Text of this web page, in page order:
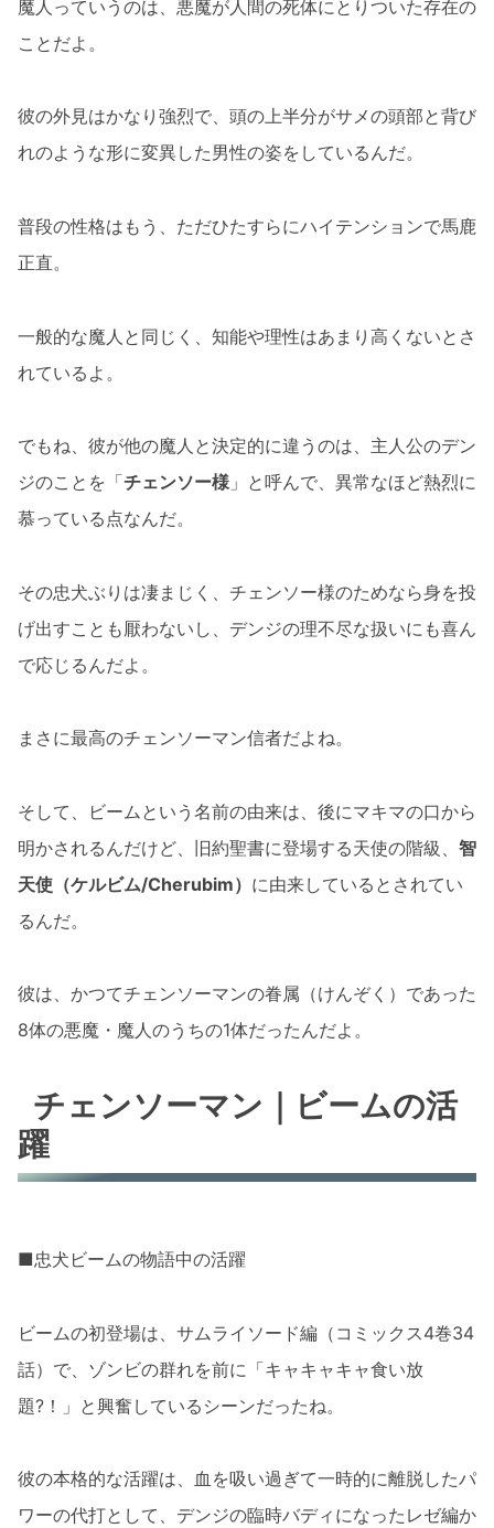
魔人っていうのは、悪魔が人間の死体にとりついた存在の
ことだよ。
彼の外見はかなり強烈で、頭の上半分がサメの頭部と背び
れのような形に変異した男性の姿をしているんだ。
普段の性格はもう、ただひたすらにハイテンションで馬鹿
正直。
一般的な魔人と同じく、知能や理性はあまり高くないとさ
れているよ。
でもね、彼が他の魔人と決定的に違うのは、主人公のデン
ジのことを「チェンソー様 」と呼んで、異常なほど熱烈に
慕っている点なんだ。
その忠犬ぶりは凄まじく、チェンソー様のためなら身を投
げ出すことも厭わないし、デンジの理不尽な扱いにも喜ん
で応じるんだよ。
まさに最高のチェンソーマン信者だよね。
そして、ビームという名前の由来は、後にマキマの口から
明かされるんだけど、旧約聖書に登場する天使の階級、 智
天使（ケルビム/Cherubim） に由来しているとされてい
るんだ。
彼は、かつてチェンソーマンの眷属（けんぞく）であった
8体の悪魔・魔人のうちの1体だったんだよ。
チェンソーマン｜ビームの活
躍
■忠犬ビームの物語中の活躍
ビームの初登場は、サムライソード編（コミックス4巻34
話）で、ゾンビの群れを前に「キャキャキャ食い放
題?！」と興奮しているシーンだったね。
彼の本格的な活躍は、血を吸い過ぎて一時的に離脱したパ
ワーの代打として、デンジの臨時バディになったレゼ編か